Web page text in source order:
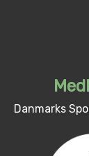
Danmarks